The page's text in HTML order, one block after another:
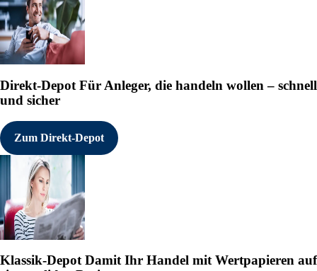
Direkt-Depot Für Anleger, die handeln wollen – schnell
und sicher
Zum Direkt-Depot
Klassik-DepotDamit Ihr Handel mit Wertpapieren auf